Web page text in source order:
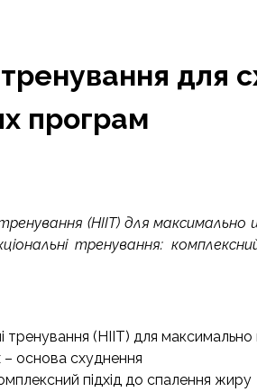
для
програм
тренування (HIIT) для
тренування:
тренування (HIIT) для
основа схуднення
підхід до спалення жиру